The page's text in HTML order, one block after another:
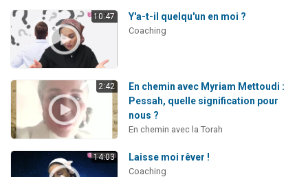
10:47 Y'a-t-il quelqu'un en moi ?
Coaching
2:42
En chemin avec Myriam Mettoudi :
Pessah, quelle signification pour
nous ?
En chemin avec la Torah
14:03 Laisse moi rêver !
Coaching